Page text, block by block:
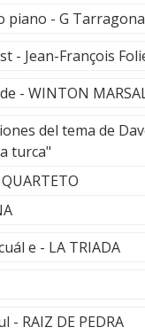
piano - G
- Jean-François
- WINTON
del tema de
turca"
e - LA TRIADA
- RAIZ DE PEDRA